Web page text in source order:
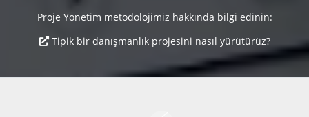
Proje Yönetim metodolojimiz hakkında bilgi edinin:
Tipik bir danışmanlık projesini nasıl yürütürüz?